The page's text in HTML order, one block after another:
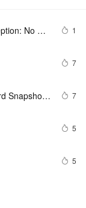
No
1
7
Snapshot
7
5
5